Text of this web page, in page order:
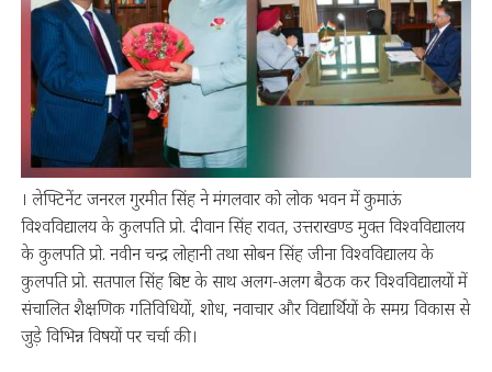
। लेफ्टिनेंट जनरल गुरमीत सिंह ने मंगलवार को लोक भवन में कुमाऊं
विश्वविद्यालय के कुलपति प्रो. दीवान सिंह रावत, उत्तराखण्ड मुक्त विश्वविद्यालय
के कुलपति प्रो. नवीन चन्द्र लोहानी तथा सोबन सिंह जीना विश्वविद्यालय के
कुलपति प्रो. सतपाल सिंह बिष्ट के साथ अलग-अलग बैठक कर विश्वविद्यालयों में
संचालित शैक्षणिक गतिविधियों, शोध, नवाचार और विद्यार्थियों के समग्र विकास से
जुड़े विभिन्न विषयों पर चर्चा की।